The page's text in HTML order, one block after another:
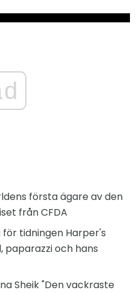
första ägare av den
från CFDA
för tidningen Harper's
paparazzi och hans
Sheik "Den vackraste